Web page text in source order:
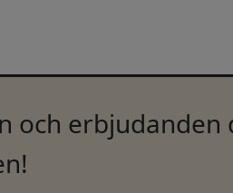
och erbjudanden